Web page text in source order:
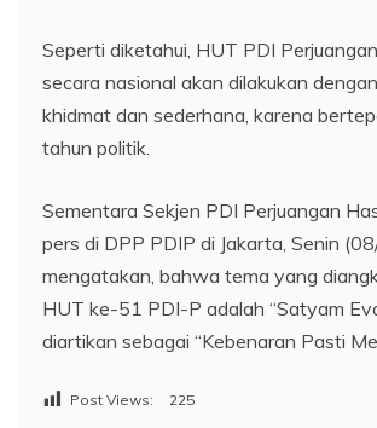
Seperti diketahui, HUT PDI
secara nasional akan dilakukan
khidmat dan sederhana, karena
tahun politik.
Sementara Sekjen PDI Perjuangan
pers di DPP PDIP di Jakarta, Senin
mengatakan, bahwa tema yang
HUT ke-51 PDI-P adalah “Satyam
diartikan sebagai “Kebenaran Pasti
Post Views: 225